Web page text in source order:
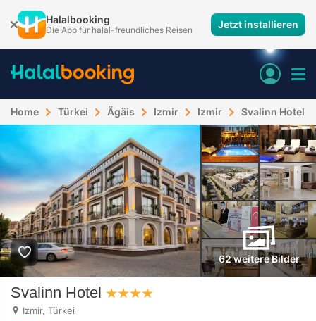
Halalbooking
Die App für halal-freundliches Reisen Jetzt installieren
Home Türkei Ägäis Izmir Izmir Svalinn Hotel
62 weitere Bilder
Svalinn Hotel
Izmir, Türkei